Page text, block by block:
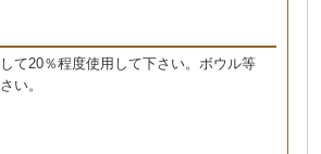
て20％程度使用して下さい。ボウル等
い。